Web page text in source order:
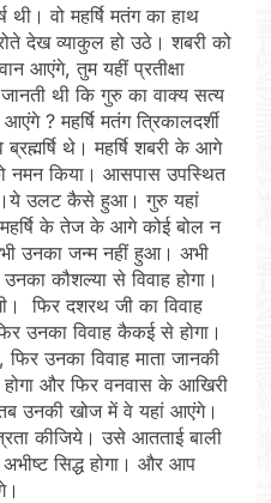
वो महर्षि मतंग का हाथ
देख व्याकुल हो उठे। शबरी को
आएंगे, तुम यहीं प्रतीक्षा
थी कि गुरु का वाक्य सत्य
? महर्षि मतंग त्रिकालदर्शी
थे। महर्षि शबरी के आगे
नमन किया। आसपास उपस्थित
उलट कैसे हुआ। गुरु यहां
के तेज के आगे कोई बोल न
उनका जन्म नहीं हुआ। अभी
कौशल्या से विवाह होगा।
फिर दशरथ जी का विवाह
उनका विवाह कैकई से होगा।
उनका विवाह माता जानकी
होगा और फिर वनवास के आखिरी
तब उनकी खोज में वे यहां आएंगे।
कीजिये। उसे आतताई बाली
सिद्ध होगा। और आप